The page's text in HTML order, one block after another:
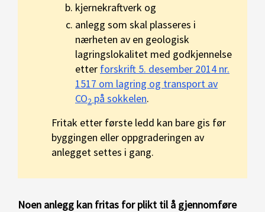
kjernekraftverk og
anlegg som skal plasseres i
nærheten av en geologisk
lagringslokalitet med godkjennelse
etter forskrift 5. desember 2014 nr.
1517 om lagring og transport av
CO2 på sokkelen.
Fritak etter første ledd kan bare gis før
byggingen eller oppgraderingen av
anlegget settes i gang.
Noen anlegg kan fritas for plikt til å gjennomføre